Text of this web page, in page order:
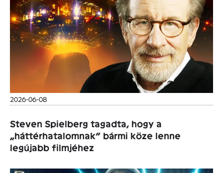
2026-06-08
Steven Spielberg tagadta, hogy a
„háttérhatalomnak” bármi köze lenne
legújabb filmjéhez